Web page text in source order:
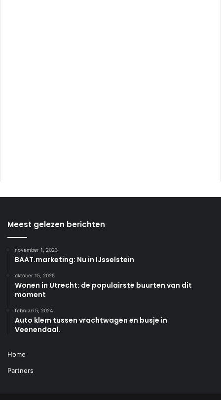
Meest gelezen berichten
november 1, 2023
BAAT.marketing: Nu in IJsselstein
oktober 15, 2025
Wonen in Utrecht: de populairste buurten van dit
moment
februari 5, 2024
Auto klem tussen vrachtwagen en busje in
Veenendaal.
Home
Partners